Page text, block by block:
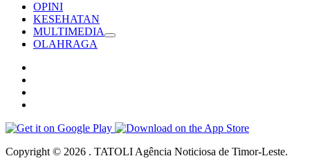
OPINI
KESEHATAN
MULTIMEDIA
OLAHRAGA
Copyright © 2026 . TATOLI Agência Noticiosa de Timor-Leste.